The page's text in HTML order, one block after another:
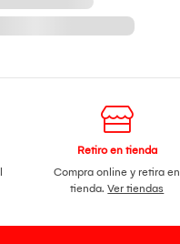
Retiro en tienda
Compra online y retira en
tienda.Ver tiendas